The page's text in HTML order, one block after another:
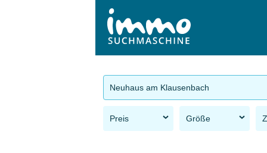
Neuhaus am Klausenbach
Preis Größe